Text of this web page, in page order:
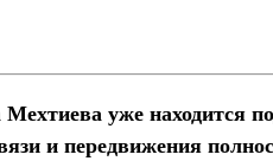
уже находится
и передвижения